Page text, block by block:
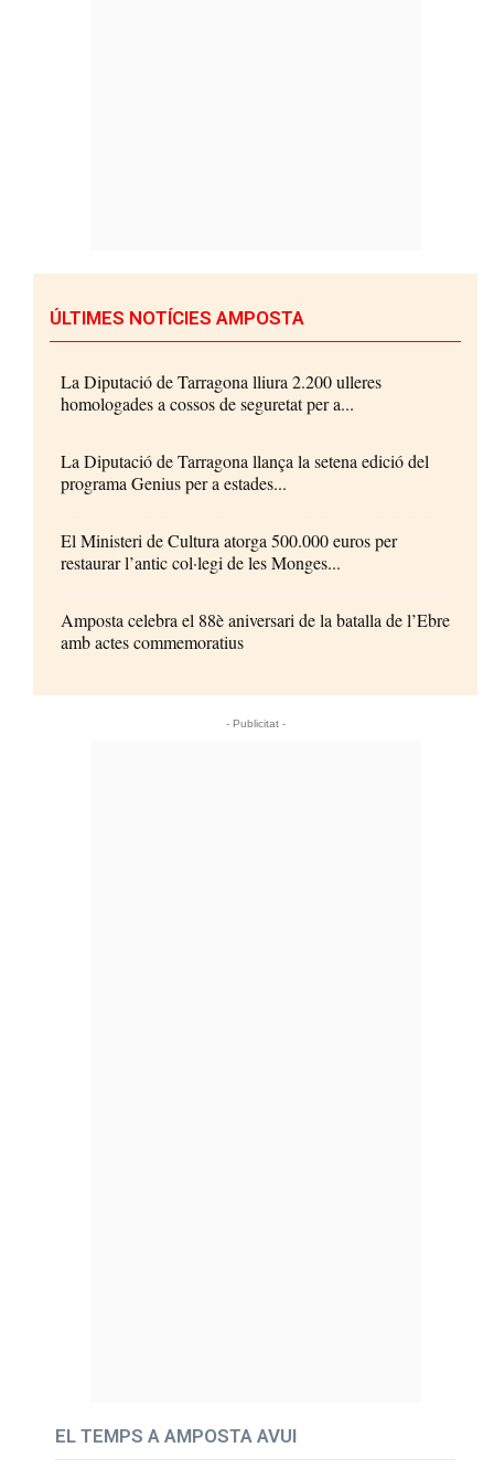
ÚLTIMES NOTÍCIES AMPOSTA
La Diputació de Tarragona lliura 2.200 ulleres
homologades a cossos de seguretat per a...
La Diputació de Tarragona llança la setena edició del
programa Genius per a estades...
El Ministeri de Cultura atorga 500.000 euros per
restaurar l’antic col·legi de les Monges...
Amposta celebra el 88è aniversari de la batalla de l’Ebre
amb actes commemoratius
- Publicitat -
EL TEMPS A AMPOSTA AVUI